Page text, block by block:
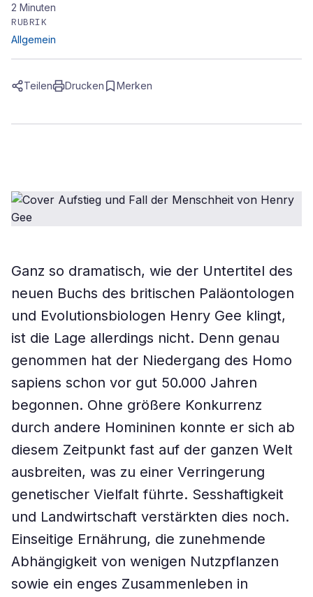
2 Minuten
RUBRIK
Allgemein
Teilen Drucken Merken
Ganz so dramatisch, wie der Untertitel des
neuen Buchs des britischen Paläontologen
und Evolutionsbiologen Henry Gee klingt,
ist die Lage allerdings nicht. Denn genau
genommen hat der Niedergang des Homo
sapiens schon vor gut 50.000 Jahren
begonnen. Ohne größere Konkurrenz
durch andere Homininen konnte er sich ab
diesem Zeitpunkt fast auf der ganzen Welt
ausbreiten, was zu einer Verringerung
genetischer Vielfalt führte. Sesshaftigkeit
und Landwirtschaft verstärkten dies noch.
Einseitige Ernährung, die zunehmende
Abhängigkeit von wenigen Nutzpflanzen
sowie ein enges Zusammenleben in